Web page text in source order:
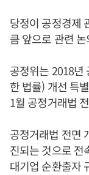
당정이 공정경제
큼 앞으로 관련
공정위는 2018년
한 법률) 개선 특
1월 공정거래법
공정거래법 전면
진되는 것으로 전
대기업 순환출자